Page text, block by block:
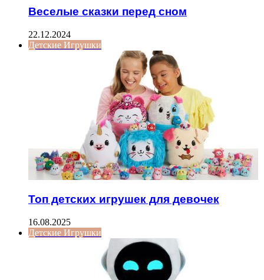
Веселые сказки перед сном
22.12.2024
Детские Игрушки
Топ детских игрушек для девочек
16.08.2025
Детские Игрушки